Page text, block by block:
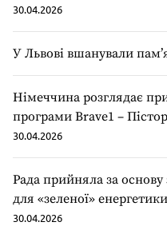
30.04.2026
У Львові вшанували
Німеччина розглядає
програми Brave1 –
30.04.2026
Рада прийняла за
для «зеленої» енергетики
30.04.2026